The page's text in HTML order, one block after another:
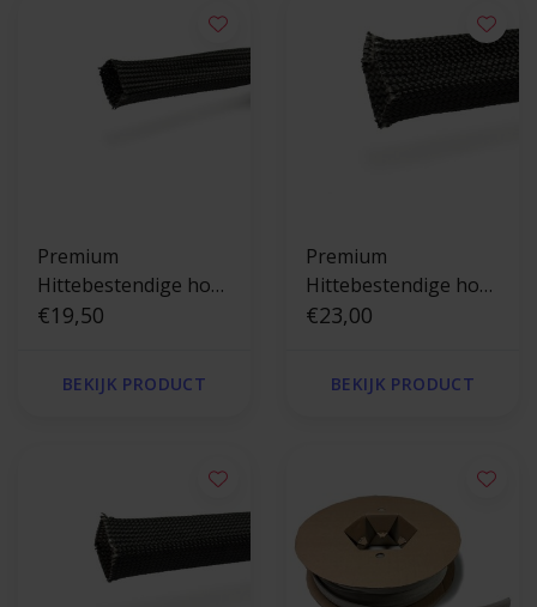
Premium
Hittebestendige hoes
Zwart tot 550 °C - 15
€19,50
BEKIJK PRODUCT
Premium
Hittebestendige hoes
Zwart tot 550 °C - 30
€23,00
BEKIJK PRODUCT